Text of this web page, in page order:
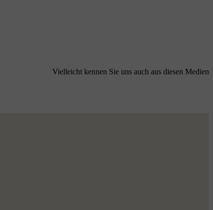
Vielleicht kennen Sie uns auch aus diesen Medien